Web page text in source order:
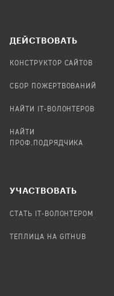
ДЕЙСТВОВАТЬ
КОНСТРУКТОР САЙТОВ
СБОР ПОЖЕРТВОВАНИЙ
НАЙТИ IT-ВОЛОНТЕРОВ
НАЙТИ
ПРОФ.ПОДРЯДЧИКА
УЧАСТВОВАТЬ
СТАТЬ IT-ВОЛОНТЕРОМ
ТЕПЛИЦА НА GITHUB